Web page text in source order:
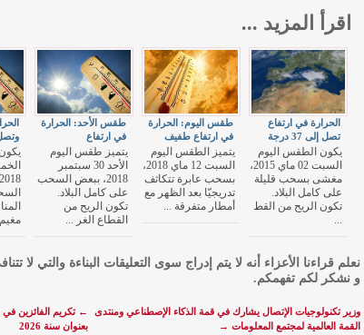
اقرأ المزيد ...
وتصل
طقس الأحد: الحرارة
في ارتفاع
يتميز طقس اليوم
الأحد 30 سبتمبر
2018، ببعض السحب
على كامل البلاد.
تكون الريح من
القطاع الغر ...
طقس اليوم: الحرارة
في ارتفاع طفيف
يتميز الطقس اليوم
السبت 12 ماي 2018،
بسحب عابرة تتكاثف
تدريجيّا بعد الظهر مع
أمطار متفرقة ...
الحرارة في ارتفاع
تصل إلى 37 درجة
يكون الطقس اليوم
السبت 02 ماي 2015،
مغشى بسحب قليلة
على كامل البلاد.
تكون الريح من القط
...
نعلم قراءنا الأعزاء أنه لا يتم إدراج سوى التعليقات البناءة والتي لا
و نشكر لكم تفهمكم.
← تكريم الفائزين
بعنوان سنة 2026
وزير تكنولوجيات الإتصال يشارك في قمة الذكاء الإصطناعي ومنتدى
القمة العالمية لمجتمع المعلومات →